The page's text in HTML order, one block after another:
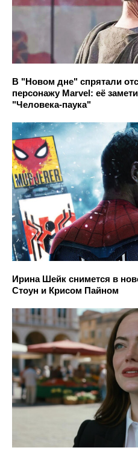
В "Новом дне" спрятали
персонажу Marvel: её
"Человека-паука"
Ирина Шейк снимется в
Стоун и Крисом Пайном